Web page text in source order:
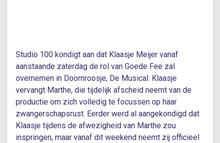
Studio 100 kondigt aan dat Klaasje Meijer vanaf
aanstaande zaterdag de rol van Goede Fee zal
overnemen in Doornroosje, De Musical. Klaasje
vervangt Marthe, die tijdelijk afscheid neemt van de
productie om zich volledig te focussen op haar
zwangerschapsrust. Eerder werd al aangekondigd dat
Klaasje tijdens de afwezigheid van Marthe zou
inspringen, maar vanaf dit weekend neemt zij officieel